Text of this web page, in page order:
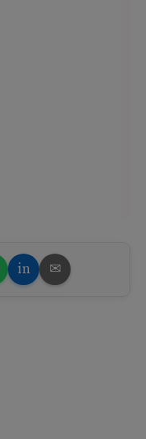
in ✉